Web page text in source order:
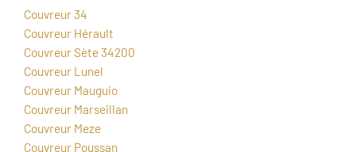
Couvreur 34
Couvreur Hérault
Couvreur Sète 34200
Couvreur Lunel
Couvreur Mauguio
Couvreur Marseillan
Couvreur Meze
Couvreur Poussan